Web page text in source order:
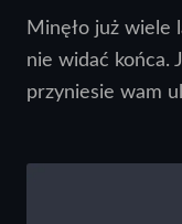
Minęło już wiele
nie widać końca.
przyniesie wam